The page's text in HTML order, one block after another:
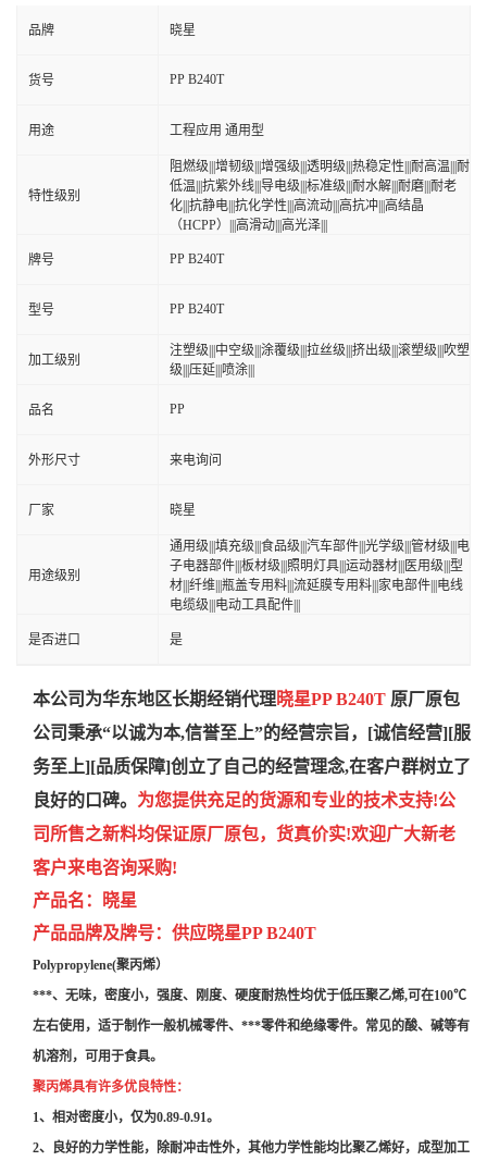
品牌 晓星
货号 PP B240T
用途 工程应用 通用型
特性级别
阻燃级|||增韧级|||增强级|||透明级|||热稳定性|||耐高温|||耐
低温|||抗紫外线|||导电级|||标准级|||耐水解|||耐磨|||耐老
化|||抗静电|||抗化学性|||高流动|||高抗冲|||高结晶
（HCPP）|||高滑动|||高光泽|||
牌号 PP B240T
型号 PP B240T
加工级别
注塑级|||中空级|||涂覆级|||拉丝级|||挤出级|||滚塑级|||吹塑
级|||压延|||喷涂|||
品名 PP
外形尺寸 来电询问
厂家 晓星
用途级别
通用级|||填充级|||食品级|||汽车部件|||光学级|||管材级|||电
子电器部件|||板材级|||照明灯具|||运动器材|||医用级|||型
材|||纤维|||瓶盖专用料|||流延膜专用料|||家电部件|||电线
电缆级|||电动工具配件|||
是否进口 是
本公司为华东地区长期经销代理晓星PPB240T 原厂原包
公司秉承“以诚为本,信誉至上”的经营宗旨，[诚信经营][服
务至上][品质保障]创立了自己的经营理念,在客户群树立了
良好的口碑。 为您提供充足的货源和专业的技术支持!公
司所售之新料均保证原厂原包， 货真价实!欢迎广大新老
客户来电咨询采购!
产品名：
晓星
产品品牌及牌号： 供应晓星PPB240T
Polypropylene(聚丙烯）
***、无味，密度小，强度、刚度、硬度耐热性均优于低压聚乙烯,可在100℃
左右使用，适于制作一般机械零件、***零件和绝缘零件。常见的酸、碱等有
机溶剂，可用于食具。
聚丙烯具有许多优良特性：
1、相对密度小，仅为0.89-0.91。
2、良好的力学性能，除耐冲击性外，其他力学性能均比聚乙烯好，成型加工